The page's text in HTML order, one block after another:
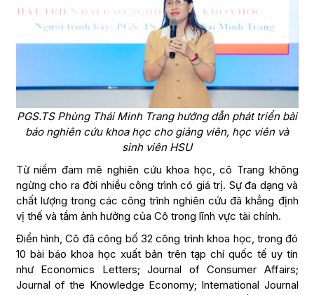
PGS.TS Phùng Thái Minh Trang hướng dẫn phát triển bài
báo nghiên cứu khoa học cho giảng viên, học viên và
sinh viên HSU
Từ niềm đam mê nghiên cứu khoa học, cô Trang không
ngừng cho ra đời nhiều công trình có giá trị. Sự đa dạng và
chất lượng trong các công trình nghiên cứu đã khẳng định
vị thế và tầm ảnh hưởng của Cô trong lĩnh vực tài chính.
Điển hình, Cô đã công bố 32 công trình khoa học, trong đó
10 bài báo khoa học xuất bản trên tạp chí quốc tế uy tín
như Economics Letters; Journal of Consumer Affairs;
Journal of the Knowledge Economy; International Journal